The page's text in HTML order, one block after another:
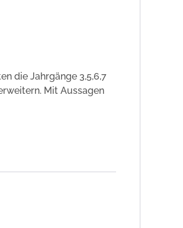
die Jahrgänge 3,5,6,7
Mit Aussagen